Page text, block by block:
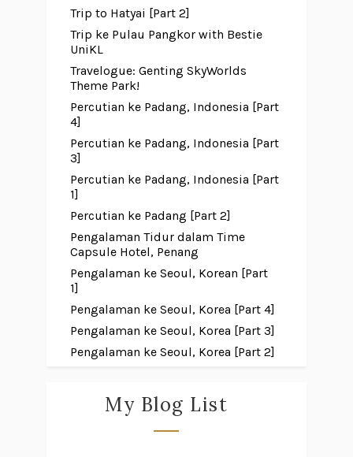
Trip to Hatyai [Part 2]
Trip ke Pulau Pangkor with Bestie
UniKL
Travelogue: Genting SkyWorlds
Theme Park!
Percutian ke Padang, Indonesia [Part
4]
Percutian ke Padang, Indonesia [Part
3]
Percutian ke Padang, Indonesia [Part
1]
Percutian ke Padang [Part 2]
Pengalaman Tidur dalam Time
Capsule Hotel, Penang
Pengalaman ke Seoul, Korean [Part
1]
Pengalaman ke Seoul, Korea [Part 4]
Pengalaman ke Seoul, Korea [Part 3]
Pengalaman ke Seoul, Korea [Part 2]
My Blog List